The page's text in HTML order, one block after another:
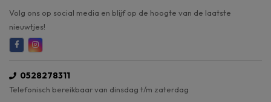
Volg ons op social media en blijf op de hoogte van de laatste
nieuwtjes!
0528278311
Telefonisch bereikbaar van dinsdag t/m zaterdag